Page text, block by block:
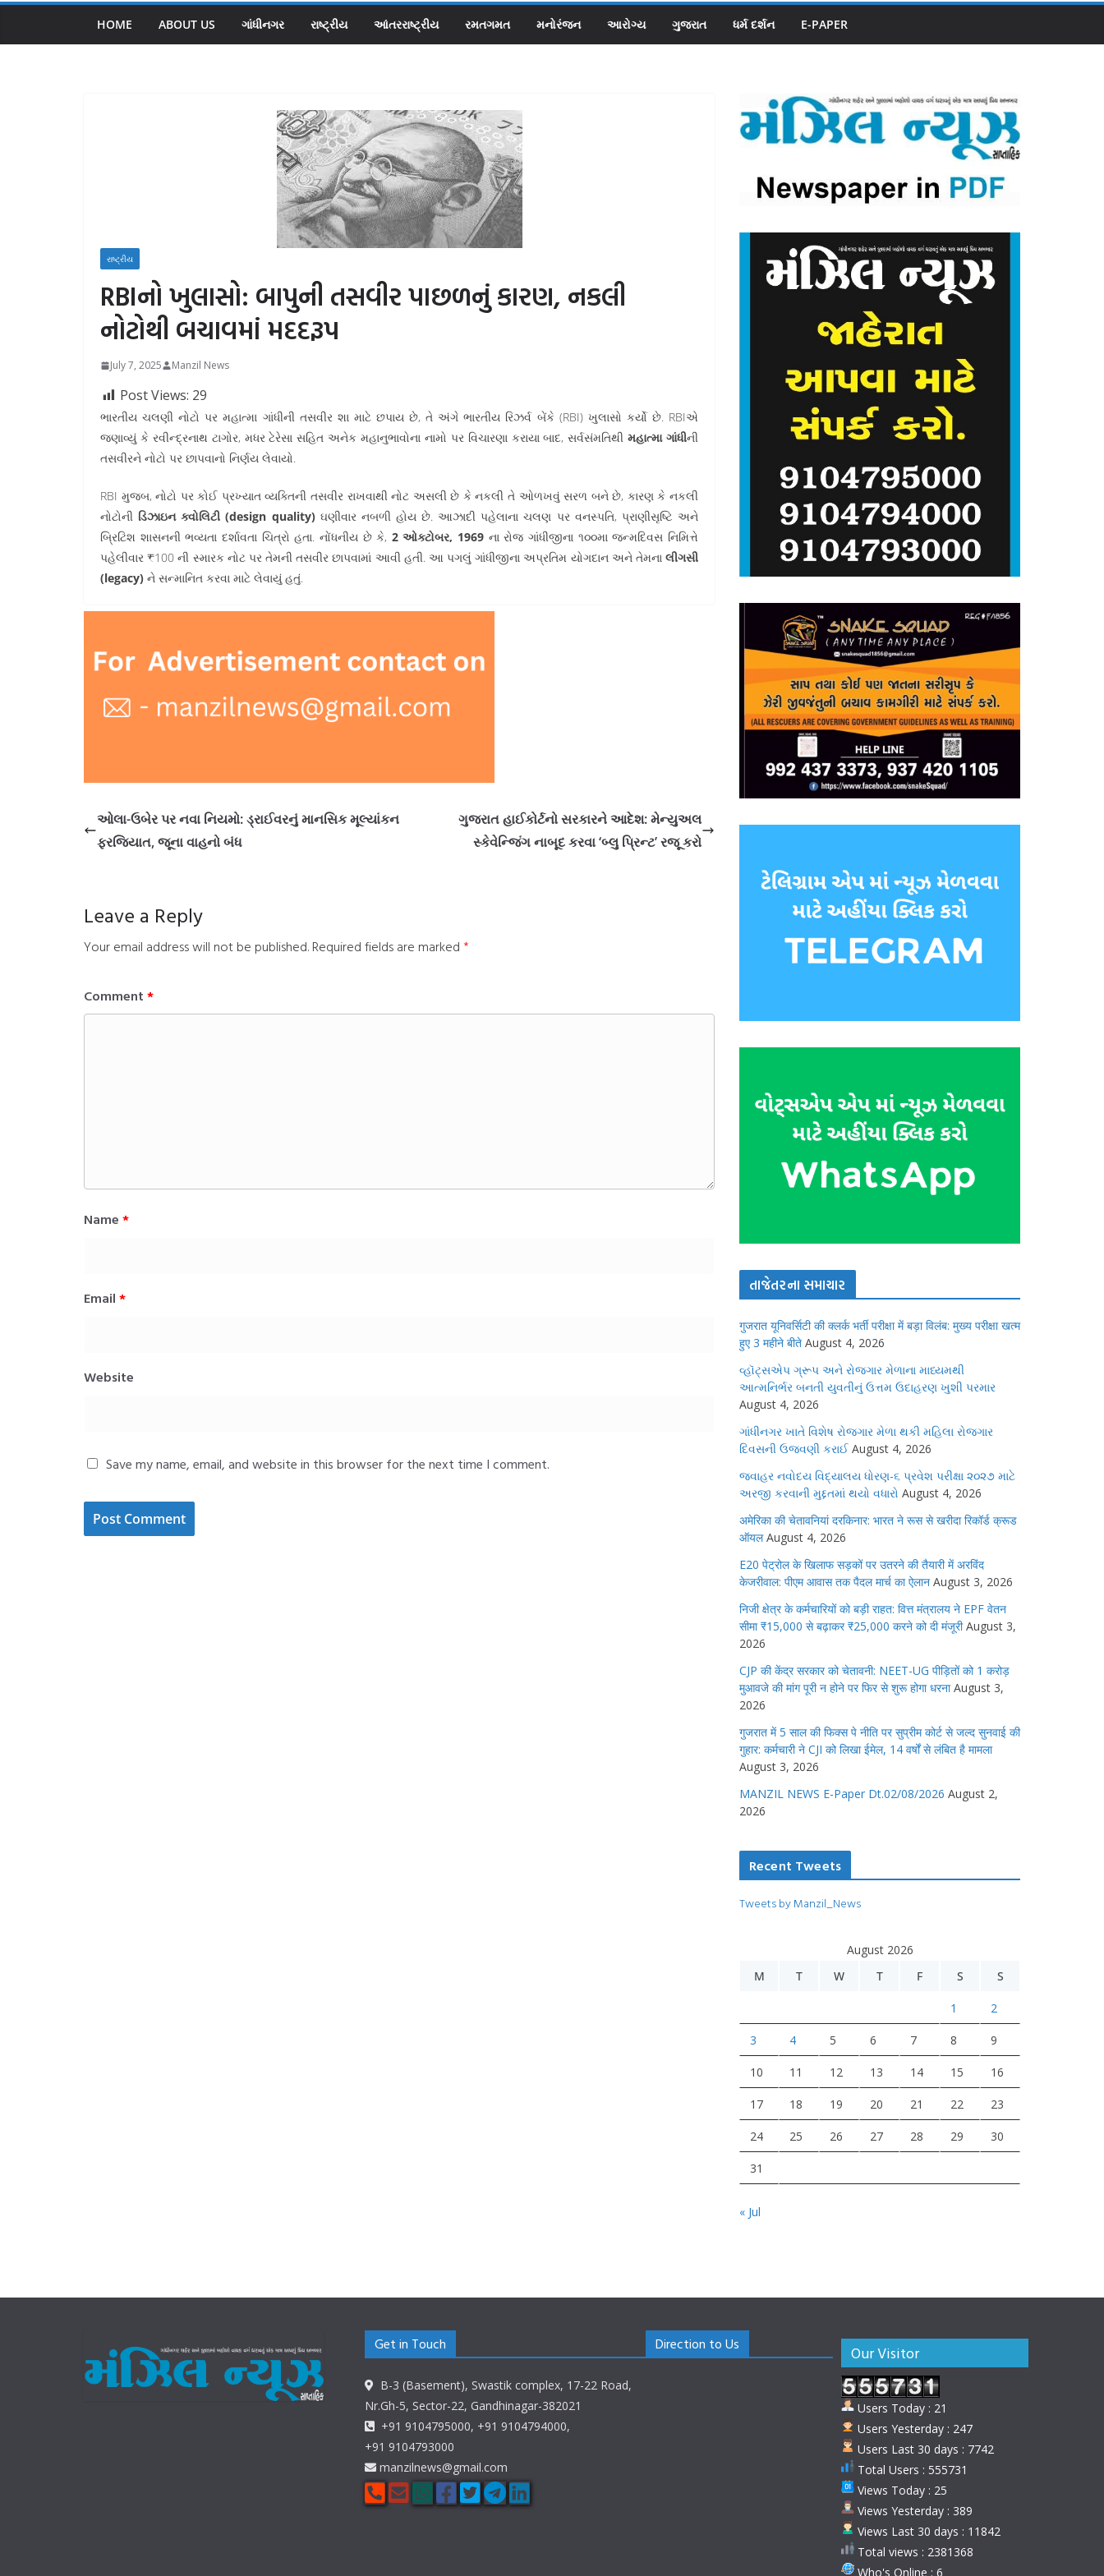
HOME ABOUT US ગાંધીનગર રાષ્ટ્રીય આંતરરાષ્ટ્રીય રમતગમત મનોરંજન આરોગ્ય ગુજરાત ધર્મ દર્શન E-PAPER
રાષ્ટ્રીય
RBIનો ખુલાસો: બાપુની તસવીર પાછળનું કારણ, નકલી
નોટોથી બચાવમાં મદદરૂપ
July 7, 2025 Manzil News
Post Views: 29
ભારતીય ચલણી નોટો પર મહાત્મા ગાંધીની તસવીર શા માટે છપાય છે, તે અંગે ભારતીય રિઝર્વ બેંકે (RBI) ખુલાસો કર્યો છે. RBIએ
જણાવ્યું કે રવીન્દ્રનાથ ટાગોર, મધર ટેરેસા સહિત અનેક મહાનુભાવોના નામો પર વિચારણા કરાયા બાદ, સર્વસંમતિથીમહાત્મા ગાંધીની
તસવીરને નોટો પર છાપવાનો નિર્ણય લેવાયો.
RBI મુજબ, નોટો પર કોઈ પ્રખ્યાત વ્યક્તિની તસવીર રાખવાથી નોટ અસલી છે કે નકલી તે ઓળખવું સરળ બને છે, કારણ કે નકલી
નોટોની ડિઝાઇન ક્વોલિટી (design quality)ઘણીવાર નબળી હોય છે. આઝાદી પહેલાના ચલણ પર વનસ્પતિ, પ્રાણીસૃષ્ટિ અને
બ્રિટિશ શાસનની ભવ્યતા દર્શાવતા ચિત્રો હતા. નોંધનીય છે કે, 2 ઓક્ટોબર, 1969 ના રોજ ગાંધીજીના ૧૦૦મા જન્મદિવસ નિમિત્તે
પહેલીવાર ₹100 ની સ્મારક નોટ પર તેમની તસવીર છાપવામાં આવી હતી. આ પગલું ગાંધીજીના અપ્રતિમ યોગદાન અને તેમના લીગસી
(legacy) ને સન્માનિત કરવા માટે લેવાયું હતું.
ઓલા-ઉબેર પર નવા નિયમો: ડ્રાઈવરનું માનસિક મૂલ્યાંકન
ફરજિયાત, જૂના વાહનો બંધ
ગુજરાત હાઈકોર્ટનો સરકારને આદેશ: મેન્યુઅલ
સ્કેવેન્જિંગ નાબૂદ કરવા ‘બ્લુ પ્રિન્ટ’ રજૂ કરો
Leave a Reply
Your email address will not be published. Required fields are marked *
Comment *
Name *
Email *
Website
Save my name, email, and website in this browser for the next time I comment.
તાજેતરના સમાચાર
गुजरात यूनिवर्सिटी की क्लर्क भर्ती परीक्षा में बड़ा विलंब: मुख्य परीक्षा खत्म
हुए 3 महीने बीते August 4, 2026
વ્હૉટ્સએપ ગ્રૂપ અને રોજગાર મેળાના માધ્યમથી
આત્મનિર્ભર બનતી યુવતીનું ઉત્તમ ઉદાહરણ ખુશી પરમાર
August 4, 2026
ગાંધીનગર ખાતે વિશેષ રોજગાર મેળા થકી મહિલા રોજગાર
દિવસની ઉજવણી કરાઈ August 4, 2026
જવાહર નવોદય વિદ્યાલય ધોરણ-૬ પ્રવેશ પરીક્ષા ૨૦૨૭ માટે
અરજી કરવાની મુદ્દતમાં થયો વધારો August 4, 2026
अमेरिका की चेतावनियां दरकिनार: भारत ने रूस से खरीदा रिकॉर्ड क्रूड
ऑयल August 4, 2026
E20 पेट्रोल के खिलाफ सड़कों पर उतरने की तैयारी में अरविंद
केजरीवाल: पीएम आवास तक पैदल मार्च का ऐलान August 3, 2026
निजी क्षेत्र के कर्मचारियों को बड़ी राहत: वित्त मंत्रालय ने EPF वेतन
सीमा ₹15,000 से बढ़ाकर ₹25,000 करने को दी मंजूरी August 3,
2026
CJP की केंद्र सरकार को चेतावनी: NEET-UG पीड़ितों को 1 करोड़
मुआवजे की मांग पूरी न होने पर फिर से शुरू होगा धरना August 3,
2026
गुजरात में 5 साल की फिक्स पे नीति पर सुप्रीम कोर्ट से जल्द सुनवाई की
गुहार: कर्मचारी ने CJI को लिखा ईमेल, 14 वर्षों से लंबित है मामला
August 3, 2026
MANZIL NEWS E-Paper Dt.02/08/2026 August 2,
2026
Recent Tweets
Tweets by Manzil_News
August 2026
M
T W T F S S
1 2
3 4 5 6 7 8 9
10 11 12 13 14 15 16
17 18 19 20 21 22 23
24 25 26 27 28 29 30
31
« Jul
Get in Touch
B-3 (Basement), Swastik complex, 17-22 Road,
Nr.Gh-5, Sector-22, Gandhinagar-382021
+91 9104795000, +91 9104794000,
+91 9104793000
manzilnews@gmail.com
Direction to Us Our Visitor
Users Today : 21
Users Yesterday : 247
Users Last 30 days : 7742
Total Users : 555731
Views Today : 25
Views Yesterday : 389
Views Last 30 days : 11842
Total views : 2381368
Who's Online : 6